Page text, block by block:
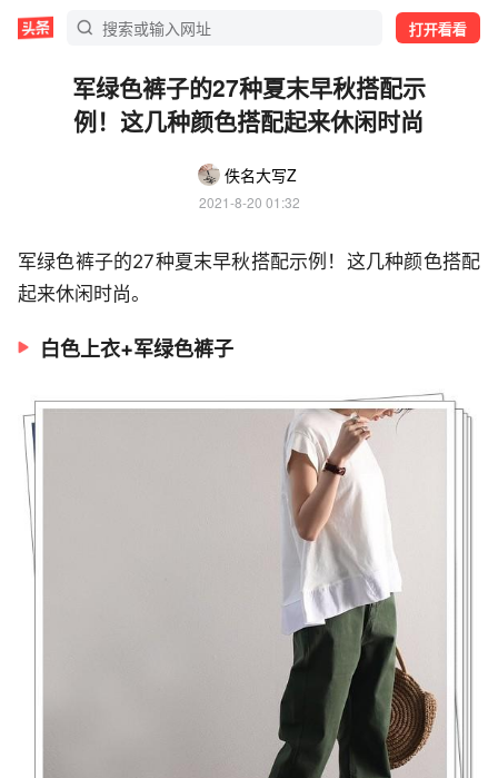
打开看看
军绿色裤子的27种夏末早秋搭配示
例！这几种颜色搭配起来休闲时尚
佚名大写Z
2021-8-20 01:32
军绿色裤子的27种夏末早秋搭配示例！这几种颜色搭配
起来休闲时尚。
白色上衣+军绿色裤子